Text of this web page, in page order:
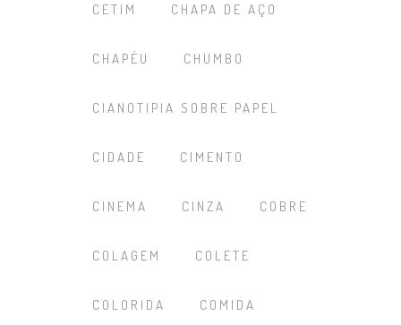
CETIM CHAPA DE AÇO
CHAPÉU CHUMBO
CIANOTIPIA SOBRE PAPEL
CIDADE CIMENTO
CINEMA CINZA COBRE
COLAGEM COLETE
COLORIDA COMIDA